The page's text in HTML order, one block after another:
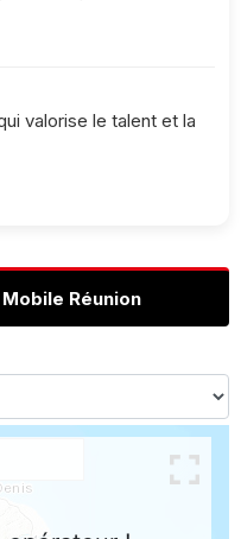
valorise le talent et la
Réunion